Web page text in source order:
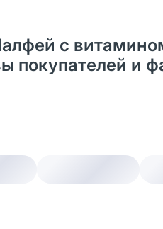
с
покупателей и